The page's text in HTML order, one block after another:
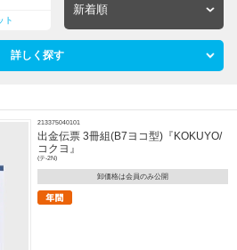
ト
詳しく探す
213375040101
出金伝票 3冊組(B7ヨコ型)『KOKUYO/
コクヨ』
(テ-2N)
卸価格は会員のみ公開